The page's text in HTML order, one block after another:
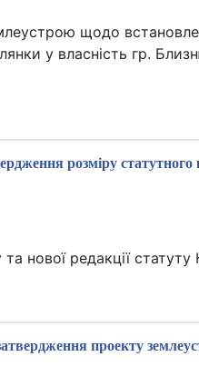
щодо
у власність гр.
розміру статутного
нової редакції
проекту